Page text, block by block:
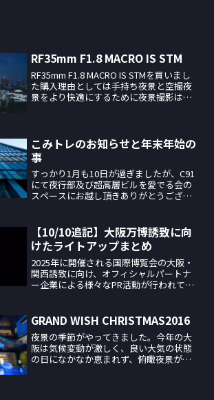
RF35mm F1.8 MACRO IS STM
RF35mm F1.8 MACRO IS STMを買いまし
た購入理由としては手持ち夜景と空撮夜
景をより快適にするために夜景撮影は三
よ...
こみトレのお知らせと年末年始の
事
すっかり1月も10日が過ぎましたが、C91
にて夜行部及び超高層ビルを愛でる会の
スペースにお越し頂きありがとうござい
ャー29にて夜行部参加します!!今回、超高
層ビルを...
【10/10追記】大阪万博誘致に向
けたライトアップまとめ
2025年に開催される国際博覧会の大阪・
関西誘致に向け、オフィシャルパートナ
ー企業による様々なPR活動が行われてい
新のライトアップが開催され次第、随時
追加していきます。...
GRAND WISH CHRISTMAS2016
夜景の季節がやってきました。今年の大
阪は気候変動が激しく、良い大気の状態
の日になかなか恵まれず、俯瞰夜景があ